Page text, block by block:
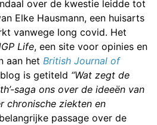
over de kwestie leidde tot
Elke Hausmann, een huisarts
vanwege long covid. Het
Life, een site voor opinies en
aan het British Journal of
is getiteld “Wat zegt de
saga ons over de ideeën van
chronische ziekten en
passage over de